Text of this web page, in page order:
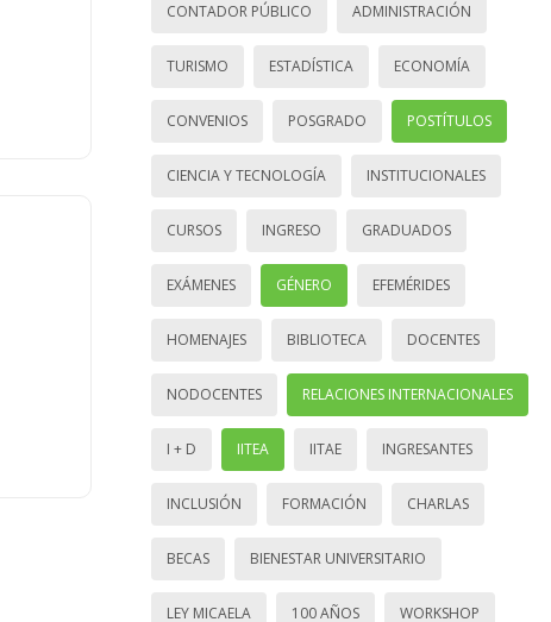
CONTADOR PÚBLICO ADMINISTRACIÓN
TURISMO ESTADÍSTICA ECONOMÍA
CONVENIOS POSGRADO POSTÍTULOS
CIENCIA Y TECNOLOGÍA INSTITUCIONALES
CURSOS INGRESO GRADUADOS
EXÁMENES GÉNERO EFEMÉRIDES
HOMENAJES BIBLIOTECA DOCENTES
NODOCENTES RELACIONES INTERNACIONALES
I + D IITEA IITAE INGRESANTES
INCLUSIÓN FORMACIÓN CHARLAS
BECAS BIENESTAR UNIVERSITARIO
LEY MICAELA 100 AÑOS WORKSHOP